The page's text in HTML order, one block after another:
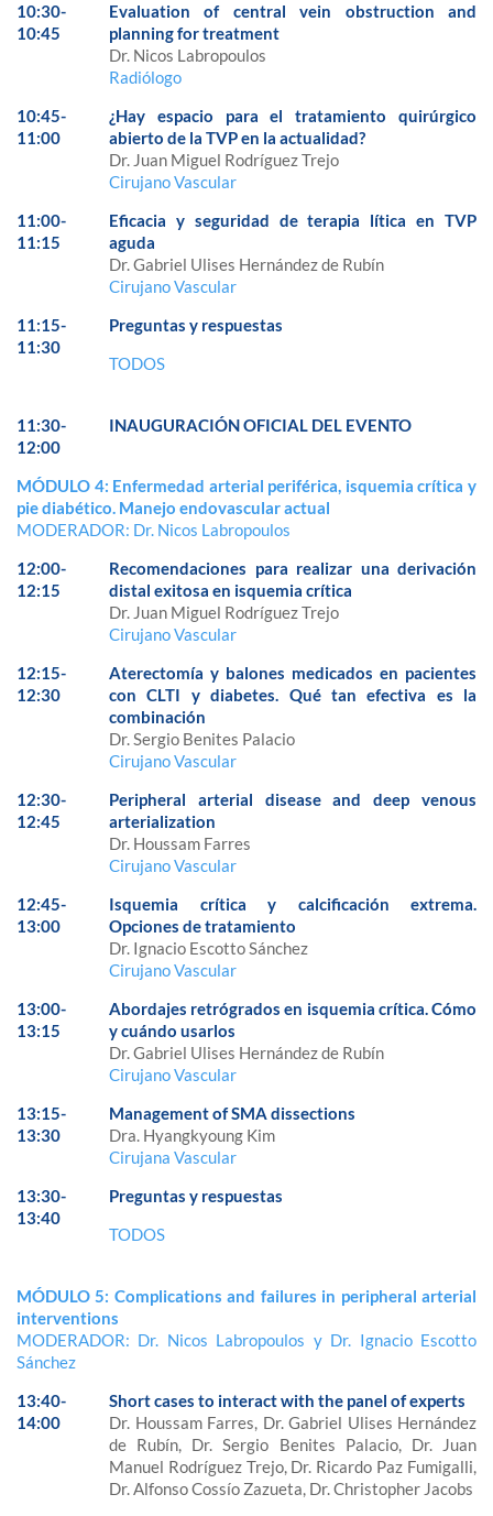
10:30-
10:45
Evaluation of central vein obstruction and
planning for treatment
Dr. Nicos Labropoulos
Radiólogo
10:45-
11:00
¿Hay espacio para el tratamiento quirúrgico
abierto de la TVP en la actualidad?
Dr. Juan Miguel Rodríguez Trejo
Cirujano Vascular
11:00-
11:15
Eficacia y seguridad de terapia lítica en TVP
aguda
Dr. Gabriel Ulises Hernández de Rubín
Cirujano Vascular
11:15-
11:30
Preguntas y respuestas
TODOS
11:30-
12:00
INAUGURACIÓN OFICIAL DEL EVENTO
MÓDULO 4: Enfermedad arterial periférica, isquemia crítica y
pie diabético. Manejo endovascular actual
MODERADOR: Dr. Nicos Labropoulos
12:00-
12:15
Recomendaciones para realizar una derivación
distal exitosa en isquemia crítica
Dr. Juan Miguel Rodríguez Trejo
Cirujano Vascular
12:15-
12:30
Aterectomía y balones medicados en pacientes
con CLTI y diabetes. Qué tan efectiva es la
combinación
Dr. Sergio Benites Palacio
Cirujano Vascular
12:30-
12:45
Peripheral arterial disease and deep venous
arterialization
Dr. Houssam Farres
Cirujano Vascular
12:45-
13:00
Isquemia crítica y calcificación extrema.
Opciones de tratamiento
Dr. Ignacio Escotto Sánchez
Cirujano Vascular
13:00-
13:15
Abordajes retrógrados en isquemia crítica. Cómo
y cuándo usarlos
Dr. Gabriel Ulises Hernández de Rubín
Cirujano Vascular
13:15-
13:30
Management of SMA dissections
Dra. Hyangkyoung Kim
Cirujana Vascular
13:30-
13:40
Preguntas y respuestas
TODOS
MÓDULO 5: Complications and failures in peripheral arterial
interventions
MODERADOR: Dr. Nicos Labropoulos y Dr. Ignacio Escotto
Sánchez
13:40-
14:00
Short cases to interact with the panel of experts
Dr. Houssam Farres, Dr. Gabriel Ulises Hernández
de Rubín, Dr. Sergio Benites Palacio, Dr. Juan
Manuel Rodríguez Trejo, Dr. Ricardo Paz Fumigalli,
Dr. Alfonso Cossío Zazueta, Dr. Christopher Jacobs